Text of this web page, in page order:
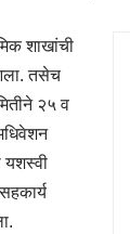
शाखांची
तसेच
२५ व
यशस्वी